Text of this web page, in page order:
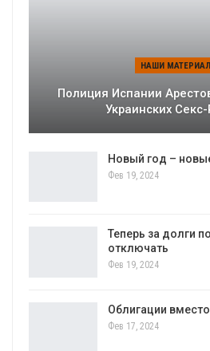
НАШИ
Полиция Испании
Украинских
Новый год –
Фев 19, 2024
Теперь за долги
отключать
Фев 19, 2024
Облигации
Фев 17, 2024